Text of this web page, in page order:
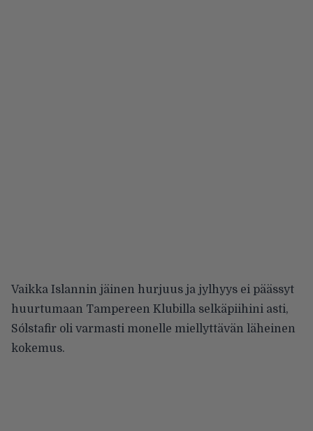
Vaikka Islannin jäinen hurjuus ja jylhyys ei päässyt
huurtumaan Tampereen Klubilla selkäpiihini asti,
Sólstafir oli varmasti monelle miellyttävän läheinen
kokemus.